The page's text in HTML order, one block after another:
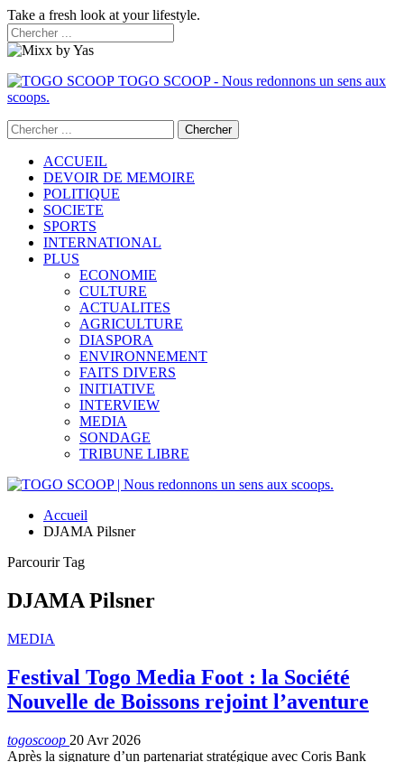
Take a fresh look at your lifestyle.
TOGO SCOOP - Nous redonnons un sens aux
scoops.
ACCUEIL
DEVOIR DE MEMOIRE
POLITIQUE
SOCIETE
SPORTS
INTERNATIONAL
PLUS
ECONOMIE
CULTURE
ACTUALITES
AGRICULTURE
DIASPORA
ENVIRONNEMENT
FAITS DIVERS
INITIATIVE
INTERVIEW
MEDIA
SONDAGE
TRIBUNE LIBRE
Accueil
DJAMA Pilsner
Parcourir Tag
DJAMA Pilsner
MEDIA
Festival Togo Media Foot : la Société
Nouvelle de Boissons rejoint l’aventure
togoscoop 20 Avr 2026
Après la signature d’un partenariat stratégique avec Coris Bank